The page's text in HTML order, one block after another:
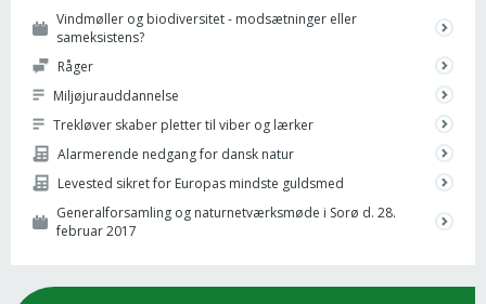
Vindmøller og biodiversitet - modsætninger eller
sameksistens?
Råger
Miljøjurauddannelse
Trekløver skaber pletter til viber og lærker
Alarmerende nedgang for dansk natur
Levested sikret for Europas mindste guldsmed
Generalforsamling og naturnetværksmøde i Sorø d. 28.
februar 2017